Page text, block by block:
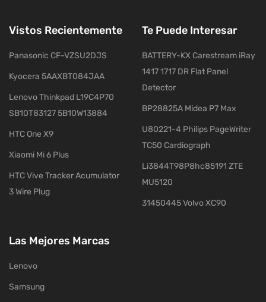
Vistos Recientemente
Panasonic CF-VZSU2DJS
Kyocera 5AAXBT084JAA
Lenovo Thinkpad L19C4P70
SB10T83127 5B10W13884
HTC One X9
Xiaomi Mi 6 Plus
HTC Vive Tracker Acumulator
3 Wire Plug
Te Puede Interesar
BATTERY-KX Carestream iRay
1417 1717 DR Flat Panel
Detector
BP28825A Midea P7 Max
U80221-4 Philips PageWriter
TC50 Cardiograph
Li3844T98P8hc85191 ZTE
MU5120
31450445 Volvo XC90
Las Mejores Marcas
Lenovo
Samsung